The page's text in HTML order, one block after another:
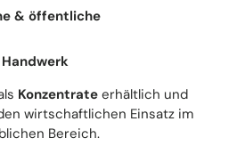
& öffentliche
Konzentrate erhältlich und
wirtschaftlichen Einsatz im
Bereich.